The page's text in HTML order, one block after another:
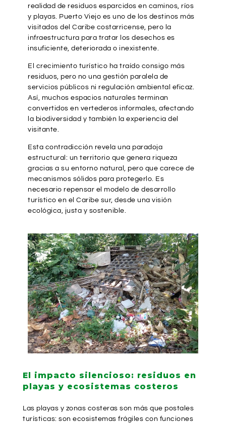
realidad de residuos esparcidos en caminos, ríos
y playas. Puerto Viejo es uno de los destinos más
visitados del Caribe costarricense, pero la
infraestructura para tratar los desechos es
insuficiente, deteriorada o inexistente.
El crecimiento turístico ha traído consigo más
residuos, pero no una gestión paralela de
servicios públicos ni regulación ambiental eficaz.
Así, muchos espacios naturales terminan
convertidos en vertederos informales, afectando
la biodiversidad y también la experiencia del
visitante.
Esta contradicción revela una paradoja
estructural: un territorio que genera riqueza
gracias a su entorno natural, pero que carece de
mecanismos sólidos para protegerlo. Es
necesario repensar el modelo de desarrollo
turístico en el Caribe sur, desde una visión
ecológica, justa y sostenible.
El impacto silencioso: residuos en
playas y ecosistemas costeros
Las playas y zonas costeras son más que postales
turísticas: son ecosistemas frágiles con funciones